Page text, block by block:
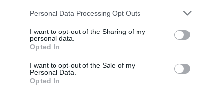
Please note that this website/app uses one or more Google
not limited to your visit or usage behaviour. You may click to
grant or deny consent to Google and its third-party tags to
use your data for below specified purposes in below Google
consent section.
Personal Data Processing Opt Outs
I want to opt-out of the Sharing of my
personal data.
Opted In
I want to opt-out of the Sale of my
Personal Data.
Opted In
Redução histórica do desmatamento na Amazônia entre agosto
de 2026 e julho de 2026
Beatriz Almeida · 7 ago 2026